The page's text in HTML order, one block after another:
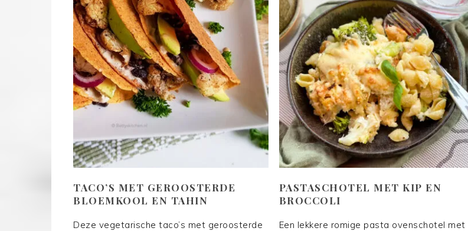
TACO’S MET GEROOSTERDE
BLOEMKOOL EN TAHIN
Deze vegetarische taco’s met geroosterde
PASTASCHOTEL MET KIP EN
BROCCOLI
Een lekkere romige pasta ovenschotel met